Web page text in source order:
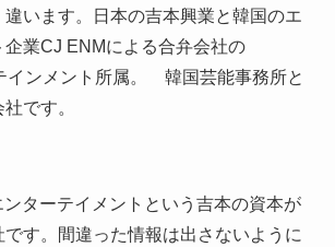
います。日本の吉本興業と韓国のエ
企業CJ ENMによる合弁会社の
インメント所属。 韓国芸能事務所と
です。
ターテイメントという吉本の資本が
です。間違った情報は出さないように